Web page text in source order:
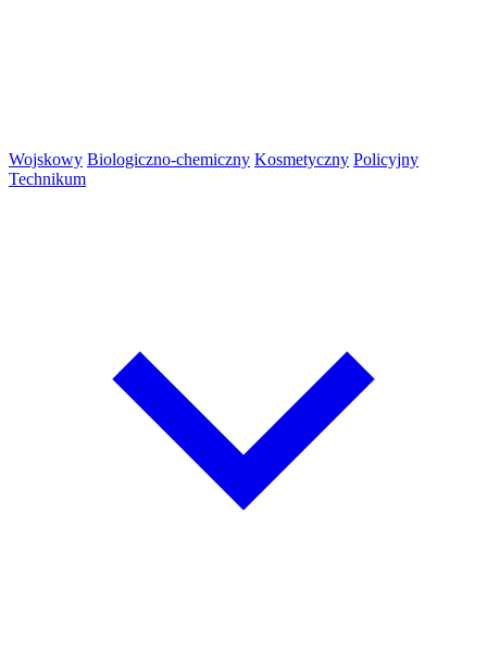
Wojskowy Biologiczno-chemiczny Kosmetyczny Policyjny
Technikum